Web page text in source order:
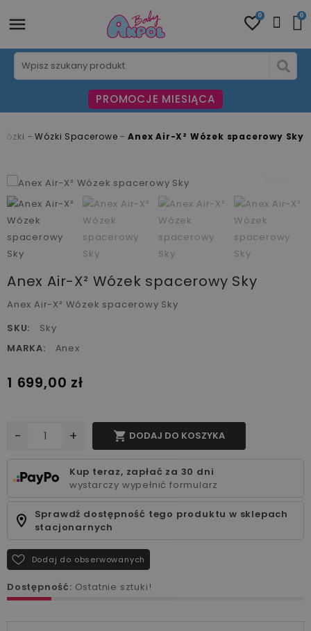
0 0
PROMOCJE MIESIĄCA
Wózki Spacerowe Anex Air-X² Wózek spacerowy Sky
Anex Air-X² Wózek spacerowy Sky
Anex Air-X² Wózek spacerowy Sky
SKU:
Sky
MARKA:
Anex
1 699,00 zł
- +  DODAJ DO KOSZYKA
Kup teraz, zapłać za 30 dni
wystarczy wypełnić formularz
Sprawdź dostępność tego produktu w sklepach
stacjonarnych
Dodaj do obserwowanych
Dostępność: Ostatnie sztuki!